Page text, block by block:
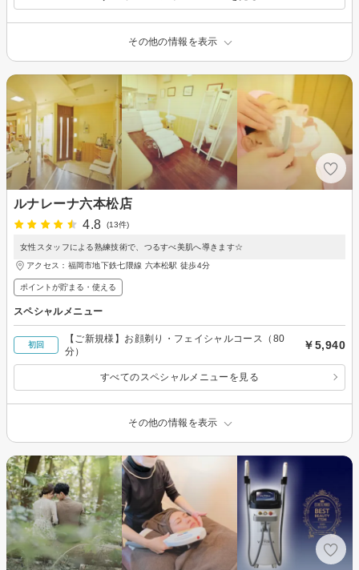
その他の情報を表示
ルナレーナ六本松店
4.8
(13件)
女性スタッフによる熟練技術で、つるすべ美肌へ導きます☆
アクセス：福岡市地下鉄七隈線 六本松駅 徒歩4分
ポイントが貯まる・使える
スペシャルメニュー
初回
【ご新規様】お顔剃り・フェイシャルコース（80
分）
￥5,940
すべてのスペシャルメニューを見る
その他の情報を表示